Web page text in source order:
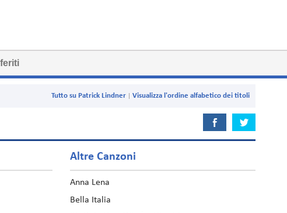
Visualizza l'ordine alfabetico dei titoli
Tutto su Patrick Lindner
Altre Canzoni
Anna Lena
Bella Italia